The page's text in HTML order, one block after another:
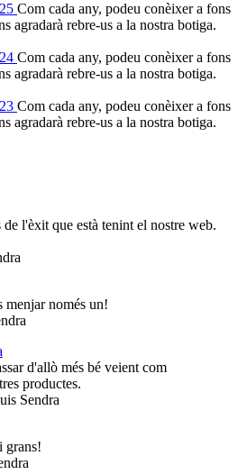
Com cada any, podeu conèixer a fons
agradarà rebre-us a la nostra botiga.
Com cada any, podeu conèixer a fons
agradarà rebre-us a la nostra botiga.
Com cada any, podeu conèixer a fons
agradarà rebre-us a la nostra botiga.
l'èxit que està tenint el nostre web.
menjar només un!
d'allò més bé veient com
productes.
Sendra
grans!